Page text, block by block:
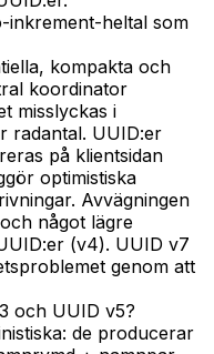
inkrement-heltal som
kompakta och
koordinator
misslyckas i
radantal. UUID:er
på klientsidan
optimistiska
Avvägningen
något lägre
(v4). UUID v7
genom att
och UUID v5?
de producerar